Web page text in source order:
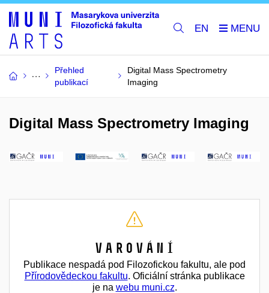
EN
Přehled
publikací
Digital Mass Spectrometry
Imaging
Digital Mass Spectrometry Imaging
Varování
Publikace nespadá pod Filozofickou fakultu, ale pod
Přírodovědeckou fakultu. Oficiální stránka publikace
je na webu muni.cz.